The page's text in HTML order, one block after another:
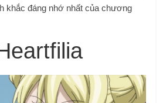
khắc đáng nhớ nhất của chương